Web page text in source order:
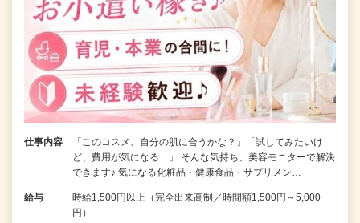
仕事内容
「このコスメ、自分の肌に合うかな？」「試してみたいけ
ど、費用が気になる…」 そんな気持ち、美容モニターで解決
できます♪ 気になる化粧品・健康食品・サプリメン…
給与
時給1,500円以上（完全出来高制／時間額1,500円～5,000
円）